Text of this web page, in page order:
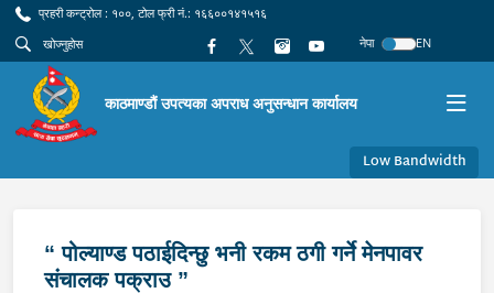
प्रहरी कन्ट्रोल : १००, टोल फ्री नं.: १६६००१४१५१६
नेपा
EN
काठमाण्डौं उपत्यका अपराध अनुसन्धान कार्यालय
Low Bandwidth
“ पोल्याण्ड पठाईदिन्छु भनी रकम ठगी गर्ने मेनपावर
संचालक पक्राउ ”